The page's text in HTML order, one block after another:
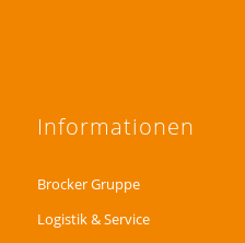
Informationen
Brocker Gruppe
Logistik & Service